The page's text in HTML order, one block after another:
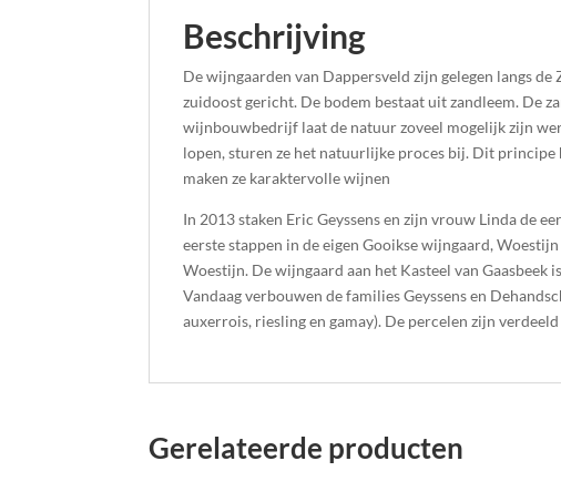
Beschrijving
De wijngaarden van Dappersveld zijn gelegen langs
zuidoost gericht. De bodem bestaat uit zandleem. De
wijnbouwbedrijf laat de natuur zoveel mogelijk zijn
lopen, sturen ze het natuurlijke proces bij. Dit principe
maken ze karaktervolle wijnen
In 2013 staken Eric Geyssens en zijn vrouw Linda de
eerste stappen in de eigen Gooikse wijngaard,
Woestijn. De wijngaard aan het Kasteel van
Vandaag verbouwen de families Geyssens en
auxerrois, riesling en gamay). De percelen zijn
Gerelateerde producten